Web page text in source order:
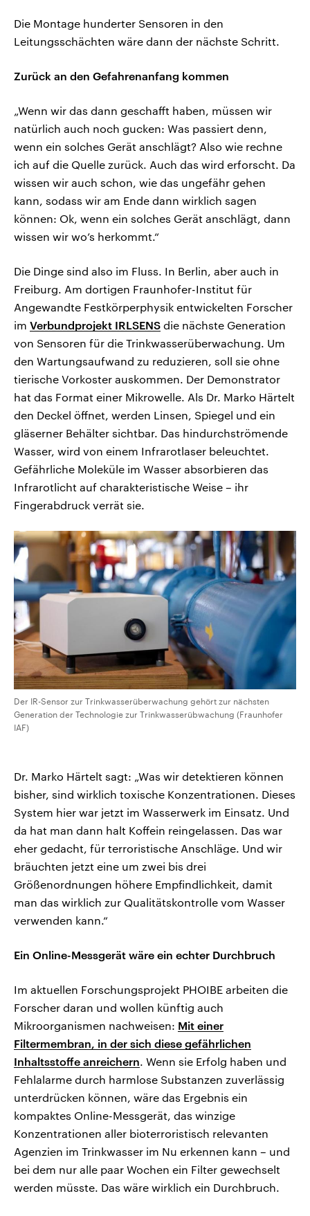
Die Montage hunderter Sensoren in den
Leitungsschächten wäre dann der nächste Schritt.
Zurück an den Gefahrenanfang kommen
„Wenn wir das dann geschafft haben, müssen wir
natürlich auch noch gucken: Was passiert denn,
wenn ein solches Gerät anschlägt? Also wie rechne
ich auf die Quelle zurück. Auch das wird erforscht. Da
wissen wir auch schon, wie das ungefähr gehen
kann, sodass wir am Ende dann wirklich sagen
können: Ok, wenn ein solches Gerät anschlägt, dann
wissen wir wo’s herkommt.“
Die Dinge sind also im Fluss. In Berlin, aber auch in
Freiburg. Am dortigen Fraunhofer-Institut für
Angewandte Festkörperphysik entwickelten Forscher
im Verbundprojekt IRLSENS die nächste Generation
von Sensoren für die Trinkwasserüberwachung. Um
den Wartungsaufwand zu reduzieren, soll sie ohne
tierische Vorkoster auskommen. Der Demonstrator
hat das Format einer Mikrowelle. Als Dr. Marko Härtelt
den Deckel öffnet, werden Linsen, Spiegel und ein
gläserner Behälter sichtbar. Das hindurchströmende
Wasser, wird von einem Infrarotlaser beleuchtet.
Gefährliche Moleküle im Wasser absorbieren das
Infrarotlicht auf charakteristische Weise – ihr
Fingerabdruck verrät sie.
Der IR-Sensor zur Trinkwasserüberwachung gehört zur nächsten
Generation der Technologie zur Trinkwasserübwachung (Fraunhofer
IAF)
Dr. Marko Härtelt sagt: „Was wir detektieren können
bisher, sind wirklich toxische Konzentrationen. Dieses
System hier war jetzt im Wasserwerk im Einsatz. Und
da hat man dann halt Koffein reingelassen. Das war
eher gedacht, für terroristische Anschläge. Und wir
bräuchten jetzt eine um zwei bis drei
Größenordnungen höhere Empfindlichkeit, damit
man das wirklich zur Qualitätskontrolle vom Wasser
verwenden kann.“
Ein Online-Messgerät wäre ein echter Durchbruch
Im aktuellen Forschungsprojekt PHOIBE arbeiten die
Forscher daran und wollen künftig auch
Mikroorganismen nachweisen: Mit einer
Filtermembran, in der sich diese gefährlichen
Inhaltsstoffe anreichern. Wenn sie Erfolg haben und
Fehlalarme durch harmlose Substanzen zuverlässig
unterdrücken können, wäre das Ergebnis ein
kompaktes Online-Messgerät, das winzige
Konzentrationen aller bioterroristisch relevanten
Agenzien im Trinkwasser im Nu erkennen kann – und
bei dem nur alle paar Wochen ein Filter gewechselt
werden müsste. Das wäre wirklich ein Durchbruch.